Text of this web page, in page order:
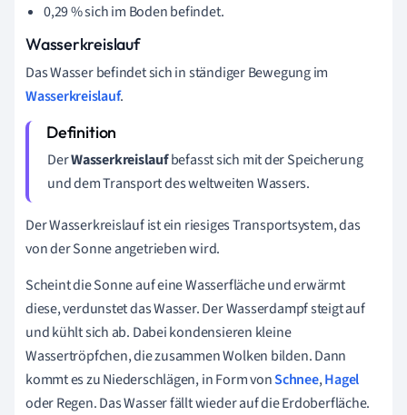
0,29 % sich im Boden befindet.
Wasserkreislauf
Das Wasser befindet sich in ständiger Bewegung im
Wasserkreislauf.
DerWasserkreislaufbefasst sich mit der Speicherung
und dem Transport des weltweiten Wassers.
Der Wasserkreislauf ist ein riesiges Transportsystem, das
von der Sonne angetrieben wird.
Scheint die Sonne auf eine Wasserfläche und erwärmt
diese, verdunstet das Wasser. Der Wasserdampf steigt auf
und kühlt sich ab. Dabei kondensieren kleine
Wassertröpfchen, die zusammen Wolken bilden. Dann
kommt es zu Niederschlägen, in Form vonSchnee,Hagel
oder Regen. Das Wasser fällt wieder auf die Erdoberfläche.